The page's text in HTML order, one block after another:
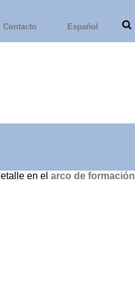
Contacto Español
en el arco de formación